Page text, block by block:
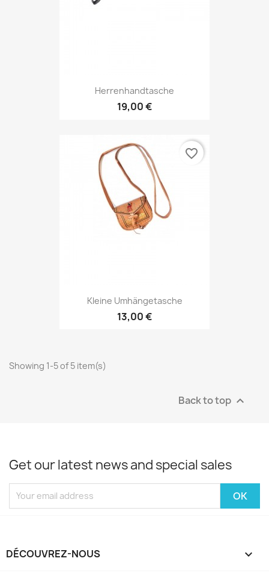
Herrenhandtasche
19,00 €
Kleine Umhängetasche
13,00 €
favorite_border
Showing 1-5 of 5 item(s)
Back to top 
Get our latest news and special sales
DÉCOUVREZ-NOUS 